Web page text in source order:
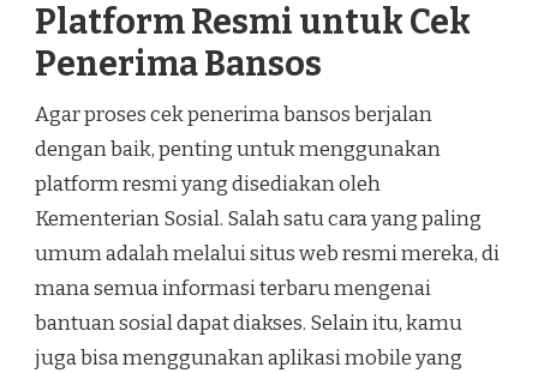
Platform Resmi untuk Cek
Penerima Bansos
Agar proses cek penerima bansos berjalan
dengan baik, penting untuk menggunakan
platform resmi yang disediakan oleh
Kementerian Sosial. Salah satu cara yang paling
umum adalah melalui situs web resmi mereka, di
mana semua informasi terbaru mengenai
bantuan sosial dapat diakses. Selain itu, kamu
juga bisa menggunakan aplikasi mobile yang